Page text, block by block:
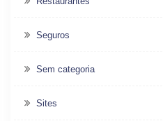
Seguros
Sem categoria
Sites